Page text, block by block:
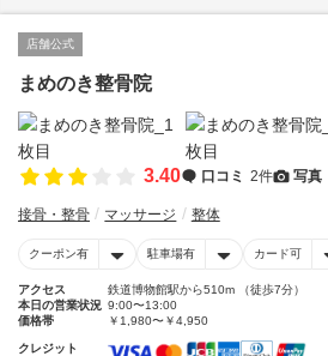
店舗公式
まめのき整骨院
3.40 口コミ 2件 写真
接骨・整骨 マッサージ 整体
クーポン有 駐車場有 カード可
アクセス
鉄道博物館駅から510m （徒歩7分）
本日の営業状況 9:00〜13:00
価格帯
￥1,980〜￥4,950
クレジット